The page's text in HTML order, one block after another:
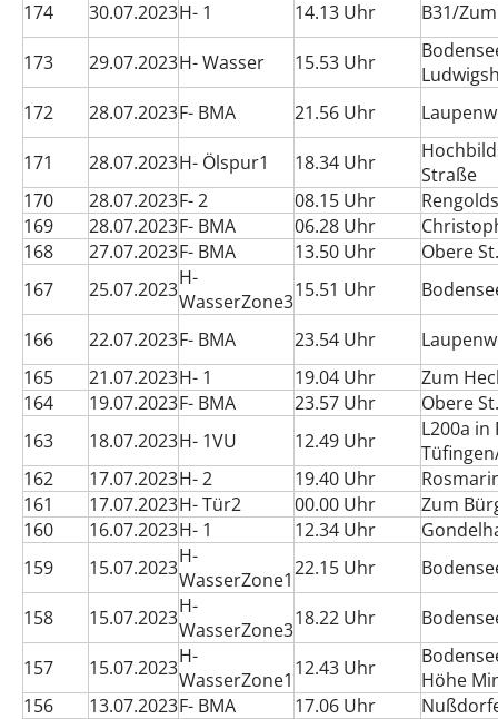
174 30.07.2023H- 1 14.13 Uhr B31/
173 29.07.2023H- Wasser 15.53 Uhr
172
28.07.2023F- BMA 21.56 Uhr
171 28.07.2023H- Ölspur1 18.34 Uhr
Straße
170
28.07.2023F- 2 08.15 Uhr
169
28.07.2023F- BMA 06.28 Uhr
168
27.07.2023F- BMA 13.50 Uhr
Obere
167
25.07.2023H-
WasserZone315.51 Uhr
166 22.07.2023F- BMA 23.54 Uhr
165
21.07.2023H- 1 19.04 Uhr
Zum
164
19.07.2023F- BMA 23.57 Uhr
Obere
163
18.07.2023H- 1VU 12.49 Uhr
L200a
162
17.07.2023H- 2 19.40 Uhr
161
17.07.2023H- Tür2 00.00 Uhr
Zum
160
16.07.2023H- 1 12.34 Uhr
159
15.07.2023H-
WasserZone122.15 Uhr
158 15.07.2023H-
WasserZone318.22 Uhr
157 15.07.2023H-
WasserZone1 12.43 Uhr
Höhe
156
13.07.2023F- BMA 17.06 Uhr